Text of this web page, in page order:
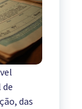
das